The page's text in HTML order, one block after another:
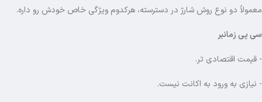
معمولاً دو نوع روش شارژ در دسترسته، هرکدوم ویژگی خاص خودش رو داره.
سی پی زمانبر
- قیمت اقتصادی تر.
- نیازی به ورود به اکانت نیست.